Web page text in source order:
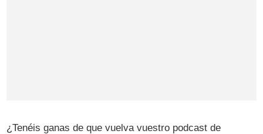
¿Tenéis ganas de que vuelva vuestro podcast de